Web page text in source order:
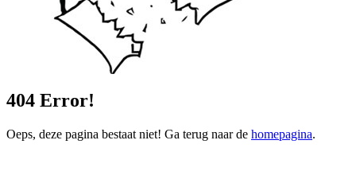
404 Error!
Oeps, deze pagina bestaat niet! Ga terug naar de homepagina.